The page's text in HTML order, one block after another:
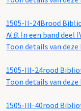
1505-II-24Brood
N.B. In een band deel
Toon details van
1505-III-24rood
Toon details van
1505-III-40rood